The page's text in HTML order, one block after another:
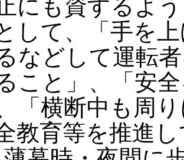
にも資するよ
して、「手を
などして運転
こと」、「安
「横断中も周
教育等を推進